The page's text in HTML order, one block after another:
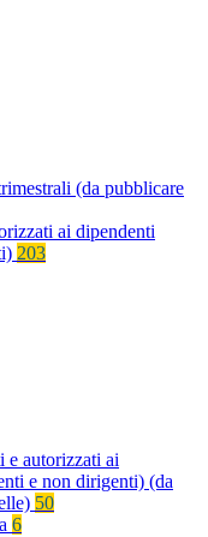
(da pubblicare
ai dipendenti
203
e autorizzati ai
e non dirigenti) (da
50
6